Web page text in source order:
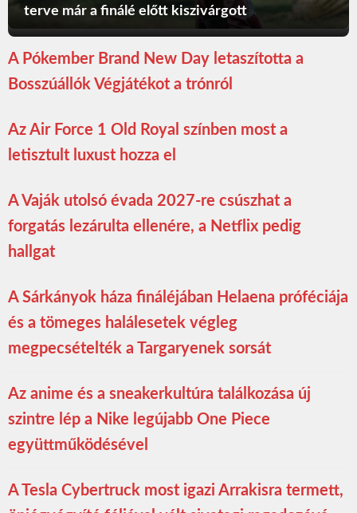
terve már a finálé előtt kiszivárgott
A Pókember Brand New Day letaszította a
Bosszúállók Végjátékot a trónról
Az Air Force 1 Old Royal színben most a
letisztult luxust hozza el
A Vaják utolsó évada 2027-re csúszhat a
forgatás lezárulta ellenére, a Netflix pedig
hallgat
A Sárkányok háza fináléjában Helaena próféciája
és a tömeges halálesetek végleg
megpecsételték a Targaryenek sorsát
Az anime és a sneakerkultúra találkozása új
szintre lép a Nike legújabb One Piece
együttműködésével
A Tesla Cybertruck most igazi Arrakisra termett,